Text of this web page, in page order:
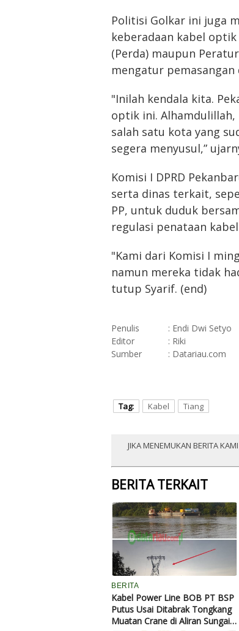
Politisi Golkar ini juga
keberadaan kabel
(Perda) maupun
mengatur
"Inilah kendala kita.
optik ini.
salah satu kota yang
segera menyusul,”
Komisi I DPRD
serta dinas terkait,
PP, untuk duduk
regulasi penataan
"Kami dari Komisi I
namun mereka tidak
tutup Syarif. (end)
Penulis
: Endi Dwi Setyo
Editor
: Riki
Sumber
: Datariau.com
Tag: Kabel Tiang
JIKA MENEMUKAN BERITA
BERITA TERKAIT
BERITA
Kabel Power Line BOB PT BSP
Putus Usai Ditabrak Tongkang
Muatan Crane di Aliran Sungai